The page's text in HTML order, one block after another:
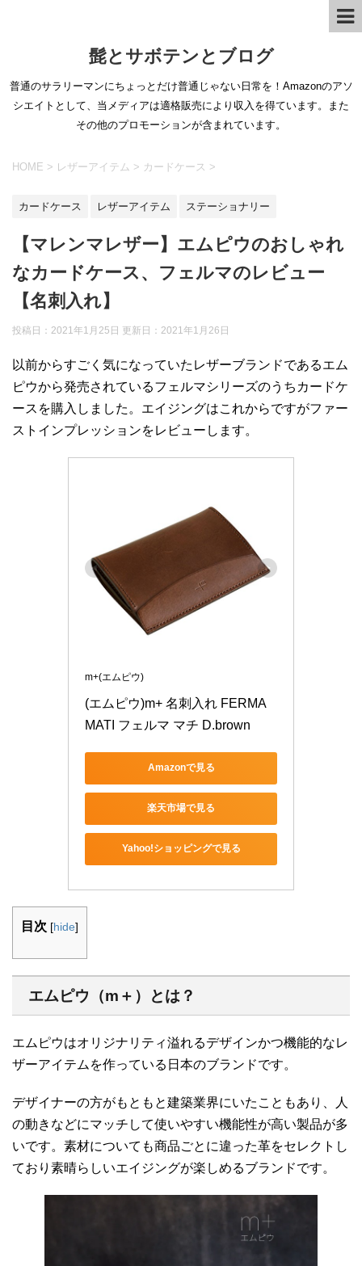
髭とサボテンとブログ
普通のサラリーマンにちょっとだけ普通じゃない日常を！Amazonのアソ
シエイトとして、当メディアは適格販売により収入を得ています。また
その他のプロモーションが含まれています。
HOME > レザーアイテム > カードケース >
カードケース レザーアイテム ステーショナリー
【マレンマレザー】エムピウのおしゃれ
なカードケース、フェルマのレビュー
【名刺入れ】
投稿日：2021年1月25日 更新日： 2021年1月26日
以前からすごく気になっていたレザーブランドであるエム
ピウから発売されているフェルマシリーズのうちカードケ
ースを購入しました。エイジングはこれからですがファー
ストインプレッションをレビューします。
m+(エムピウ)
(エムピウ)m+ 名刺入れ FERMA
MATI フェルマ マチ D.brown
Amazonで見る
楽天市場で見る
Yahoo!ショッピングで見る
目次 [hide]
エムピウ（m＋） とは？
エムピウはオリジナリティ溢れるデザインかつ機能的なレ
ザーアイテムを作っている日本のブランドです。
デザイナーの方がもともと建築業界にいたこともあり、人
の動きなどにマッチして使いやすい機能性が高い製品が多
いです。素材についても商品ごとに違った革をセレクトし
ており素晴らしいエイジングが楽しめるブランドです。